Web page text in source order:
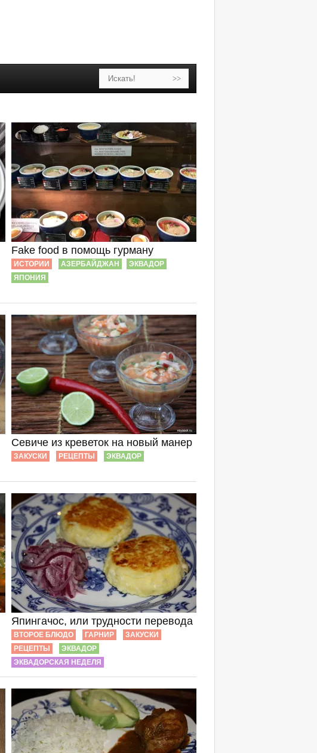
Fake food в помощь гурману
ИСТОРИИ АЗЕРБАЙДЖАН
ЭКВАДОР
ЯПОНИЯ
Севиче из креветок на новый манер
ЗАКУСКИ РЕЦЕПТЫ ЭКВАДОР
Япингачос, или трудности перевода
ВТОРОЕ БЛЮДО ГАРНИР
ЗАКУСКИ
РЕЦЕПТЫ
ЭКВАДОР
ЭКВАДОРСКАЯ НЕДЕЛЯ